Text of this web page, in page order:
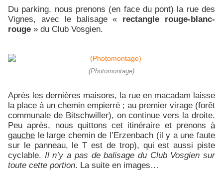
Du parking, nous prenons (en face du pont) la rue des
Vignes, avec le balisage « rectangle rouge-blanc-
rouge » du Club Vosgien.
(Photomontage)
Après les dernières maisons, la rue en macadam laisse
la place à un chemin empierré ; au premier virage (forêt
communale de Bitschwiller), on continue vers la droite.
Peu après, nous quittons cet itinéraire et prenons à
gauche le large chemin de l’Erzenbach (il y a une faute
sur le panneau, le T est de trop), qui est aussi piste
cyclable. Il n’y a pas de balisage du Club Vosgien sur
toute cette portion. La suite en images…